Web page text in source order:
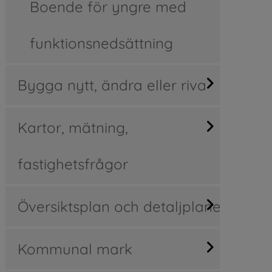
Boende för yngre med
funktionsnedsättning
Bygga nytt, ändra eller riva
Kartor, mätning,
fastighetsfrågor
Översiktsplan och detaljplaner
Kommunal mark